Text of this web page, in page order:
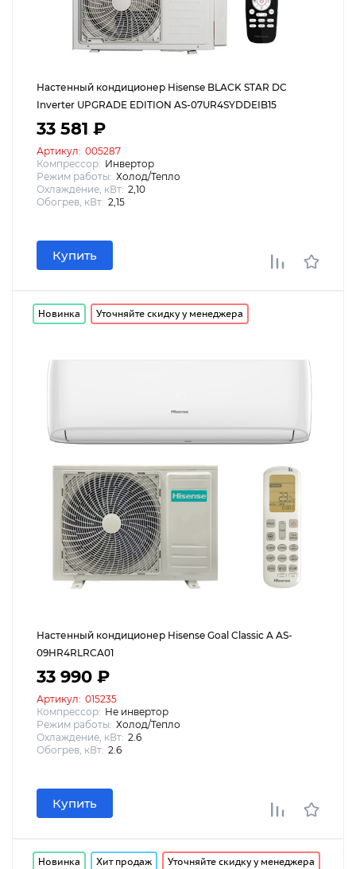
Настенный кондиционер Hisense BLACK STAR DC
Inverter UPGRADE EDITION AS-07UR4SYDDEIB15
33 581 ₽
Артикул: 005287
Компрессор: Инвертор
Режим работы: Холод/Тепло
Охлаждение, кВт: 2,10
Обогрев, кВт: 2,15
Купить
Новинка Уточняйте скидку у менеджера
Настенный кондиционер Hisense Goal Classic A AS-
09HR4RLRCA01
33 990 ₽
Артикул: 015235
Компрессор: Не инвертор
Режим работы: Холод/Тепло
Охлаждение, кВт: 2.6
Обогрев, кВт: 2.6
Купить
Новинка Хит продаж Уточняйте скидку у менеджера